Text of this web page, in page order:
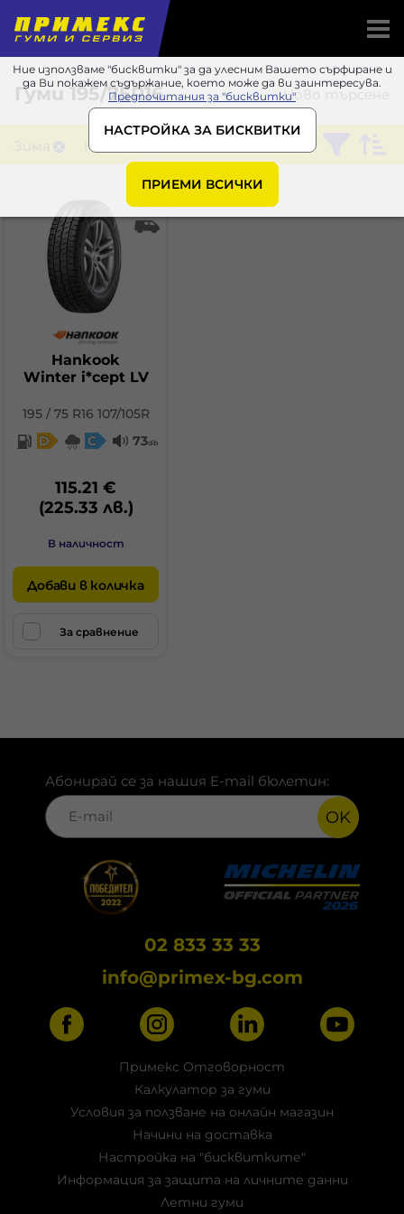
Ние използваме "бисквитки" за да улесним Вашето сърфиране и
да Ви покажем съдържание, което може да ви заинтересува.
Предпочитания за "бисквитки"
НАСТРОЙКА ЗА БИСКВИТКИ
ПРИЕМИ ВСИЧКИ
Ново търсене
Гуми195/75R16
Зима Hankook
Hankook
Winter i*cept LV
195 / 75 R16 107/105R
D
C 73db
115.21 €
(225.33 лв.)
В наличност
Добави в количка
За сравнение
Абонирай се за нашия E-mail бюлетин:
OK
02 833 33 33
info@primex-bg.com
Примекс Отговорност
Калкулатор за гуми
Условия за ползване на онлайн магазин
Начини на доставка
Настройка на "бисквитките"
Информация за защита на личните данни
Летни гуми